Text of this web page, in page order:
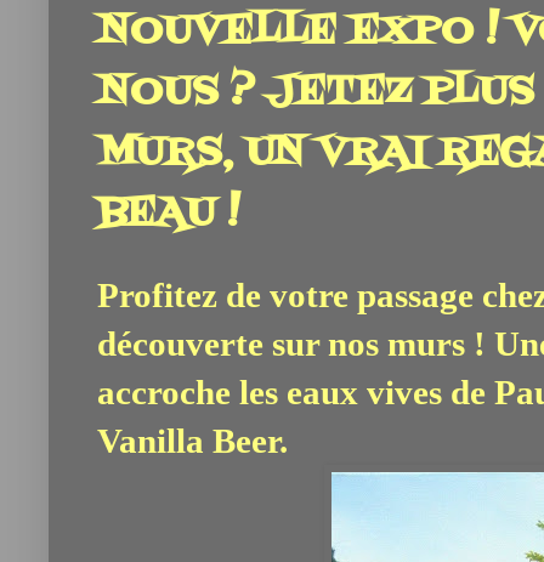
NOUVELLE EXPO !
NOUS ? JETEZ
MURS, UN VRAI
BEAU !
Profitez de votre passage
découverte sur nos murs !
accroche les eaux vives de
Vanilla Beer.